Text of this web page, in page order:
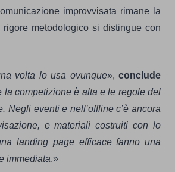
improvvisata rimane la
metodologico si distingue con
volta lo usa ovunque»,conclude
la competizione è alta e le regole del
Negli eventi e nell’offline c’è ancora
e materiali costruiti con lo
landing page efficace fanno una
immediata.»